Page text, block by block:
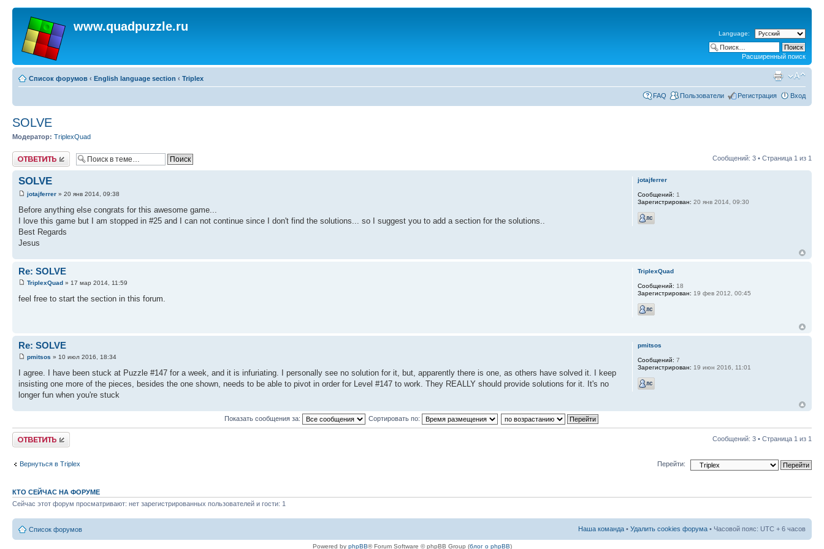
www.quadpuzzle.ru
Language:
Расширенный поиск
Список форумов ‹ English language section ‹ Triplex
FAQ Пользователи Регистрация Вход
SOLVE
Модератор: TriplexQuad
Ответить Сообщений: 3 • Страница 1 из 1
SOLVE
jotajferrer » 20 янв 2014, 09:38
Before anything else congrats for this awesome game...
I love this game but I am stopped in #25 and I can not continue since I don't find the solutions... so I suggest you to add a section for the solutions..
Best Regards
Jesus
jotajferrer
Сообщений: 1
Зарегистрирован: 20 янв 2014, 09:30
Re: SOLVE
TriplexQuad » 17 мар 2014, 11:59
feel free to start the section in this forum.
TriplexQuad
Сообщений: 18
Зарегистрирован: 19 фев 2012, 00:45
Re: SOLVE
pmitsos » 10 июл 2016, 18:34
I agree. I have been stuck at Puzzle #147 for a week, and it is infuriating. I personally see no solution for it, but, apparently there is one, as others have solved it. I keep
insisting one more of the pieces, besides the one shown, needs to be able to pivot in order for Level #147 to work. They REALLY should provide solutions for it. It's no
longer fun when you're stuck
pmitsos
Сообщений: 7
Зарегистрирован: 19 июн 2016, 11:01
Показать сообщения за: Сортировать по:
Ответить Сообщений: 3 • Страница 1 из 1
Вернуться в Triplex Перейти:
КТО СЕЙЧАС НА ФОРУМЕ
Сейчас этот форум просматривают: нет зарегистрированных пользователей и гости: 1
Список форумов Наша команда • Удалить cookies форума • Часовой пояс: UTC + 6 часов
Powered by phpBB® Forum Software © phpBB Group (блог о phpBB)